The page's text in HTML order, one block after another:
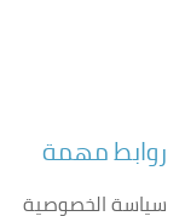
روابط مهمة
سياسة الخصوصية